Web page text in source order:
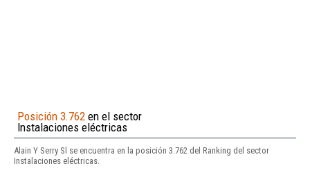
Posición 3.762 en el sector
Instalaciones eléctricas
Alain Y Serry Sl se encuentra en la posición 3.762 del Ranking del sector
Instalaciones eléctricas.